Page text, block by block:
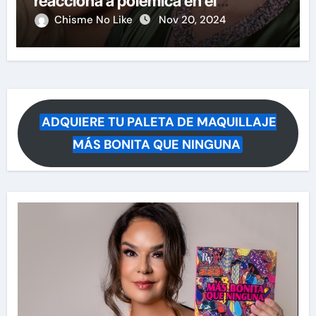
certamen
Chisme No Like Nov 20, 2024
ADQUIERE TU PALETA DE MAQUILLAJE
MÁS BONITA QUE NINGUNA